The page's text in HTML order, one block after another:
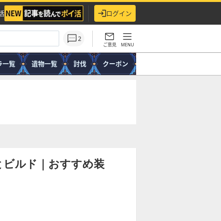
ログイン
2
ご意見 MENU
一覧 遺物一覧 討伐 クーポン
ルド｜おすすめ装